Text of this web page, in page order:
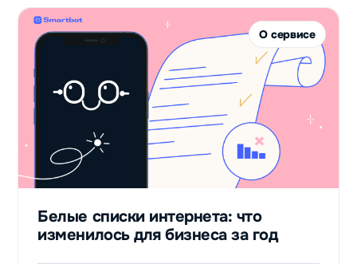
О сервисе
Белые списки интернета: что
изменилось для бизнеса за год